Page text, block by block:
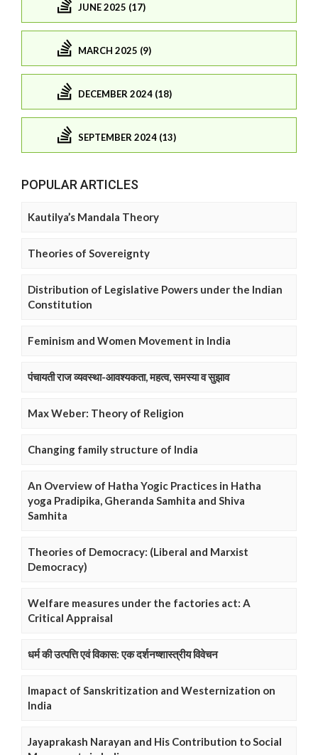
JUNE 2025 (17)
MARCH 2025 (9)
DECEMBER 2024 (18)
SEPTEMBER 2024 (13)
POPULAR ARTICLES
Kautilya’s Mandala Theory
Theories of Sovereignty
Distribution of Legislative Powers under the Indian
Constitution
Feminism and Women Movement in India
पंचायती राज व्यवस्था-आवश्यकता, महत्व, समस्या व सुझाव
Max Weber: Theory of Religion
Changing family structure of India
An Overview of Hatha Yogic Practices in Hatha
yoga Pradipika, Gheranda Samhita and Shiva
Samhita
Theories of Democracy: (Liberal and Marxist
Democracy)
Welfare measures under the factories act: A
Critical Appraisal
धर्म की उत्पत्ति एवं विकास: एक दर्शनष्शास्त्रीय विवेचन
Imapact of Sanskritization and Westernization on
India
Jayaprakash Narayan and His Contribution to Social